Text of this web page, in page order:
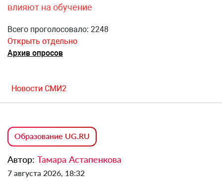
влияют на обучение
Всего проголосовало: 2248
Открыть отдельно
Архив опросов
Новости СМИ2
Образование UG.RU
Автор: Тамара Астапенкова
7 августа 2026, 18:32